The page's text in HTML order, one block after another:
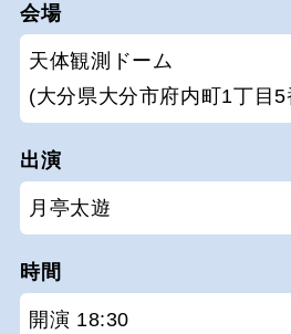
会場
天体観測ドーム
(大分県大分市府内町1丁目
出演
月亭太遊
時間
開演 18:30